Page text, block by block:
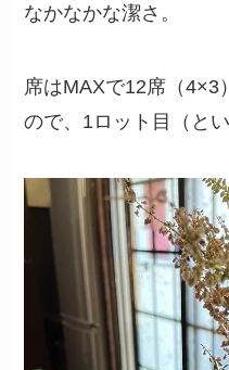
なかなかな潔さ。
席はMAXで12席（4×3
ので、1ロット目（と